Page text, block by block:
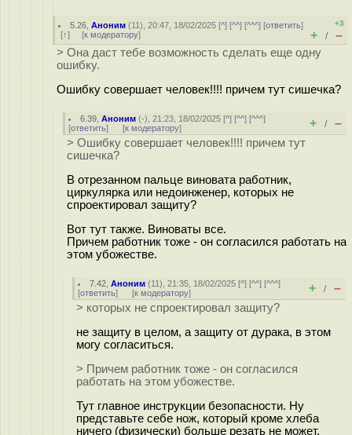
5.26 ,Аноним (11), 20:47, 18/02/2025 [^] [^^] [^^^] [ответить]
[↑] [к модератору]
+3
+ / –
> Она даст тебе возможность сделать еще одну
ошибку.
Ошибку совершает человек!!!! причем тут сишечка?
6.39 ,Аноним (-), 21:23, 18/02/2025 [^] [^^] [^^^]
[ответить] [к модератору] + / –
> Ошибку совершает человек!!!! причем тут
сишечка?
В отрезанном пальце виновата работник,
циркулярка или недоинженер, которых не
спроектировал защиту?
Вот тут также. Виноваты все.
Причем работник тоже - он согласился работать на
этом убожестве.
7.42 ,Аноним (11), 21:35, 18/02/2025 [^] [^^] [^^^]
[ответить] [к модератору] + / –
> которых не спроектировал защиту?
не защиту в целом, а защиту от дурака, в этом
могу согласиться.
> Причем работник тоже - он согласился
работать на этом убожестве.
Тут главное инструкции безопасности. Ну
представьте себе нож, который кроме хлеба
ничего (физически) больше резать не может,